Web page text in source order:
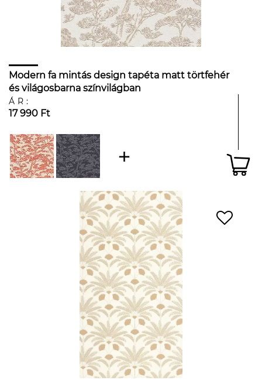
Modern fa mintás design tapéta matt törtfehér
és világosbarna színvilágban
ÁR:
17 990 Ft